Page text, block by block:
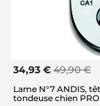
34,93 € 49,90 €
Lame N°7 ANDIS,
tondeuse chien PRO